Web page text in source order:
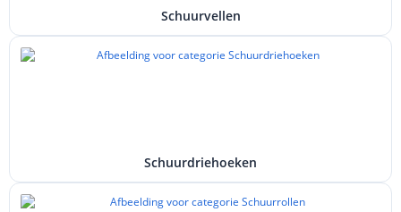
Schuurvellen
Schuurdriehoeken